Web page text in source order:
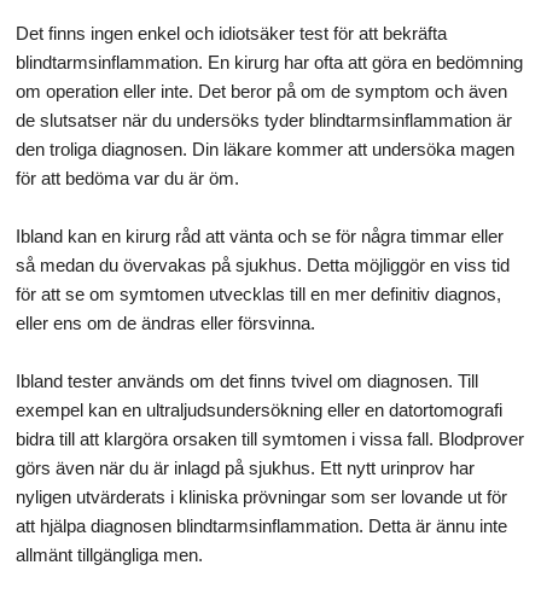
Det finns ingen enkel och idiotsäker test för att bekräfta
blindtarmsinflammation. En kirurg har ofta att göra en bedömning
om operation eller inte. Det beror på om de symptom och även
de slutsatser när du undersöks tyder blindtarmsinflammation är
den troliga diagnosen. Din läkare kommer att undersöka magen
för att bedöma var du är öm.
Ibland kan en kirurg råd att vänta och se för några timmar eller
så medan du övervakas på sjukhus. Detta möjliggör en viss tid
för att se om symtomen utvecklas till en mer definitiv diagnos,
eller ens om de ändras eller försvinna.
Ibland tester används om det finns tvivel om diagnosen. Till
exempel kan en ultraljudsundersökning eller en datortomografi
bidra till att klargöra orsaken till symtomen i vissa fall. Blodprover
görs även när du är inlagd på sjukhus. Ett nytt urinprov har
nyligen utvärderats i kliniska prövningar som ser lovande ut för
att hjälpa diagnosen blindtarmsinflammation. Detta är ännu inte
allmänt tillgängliga men.